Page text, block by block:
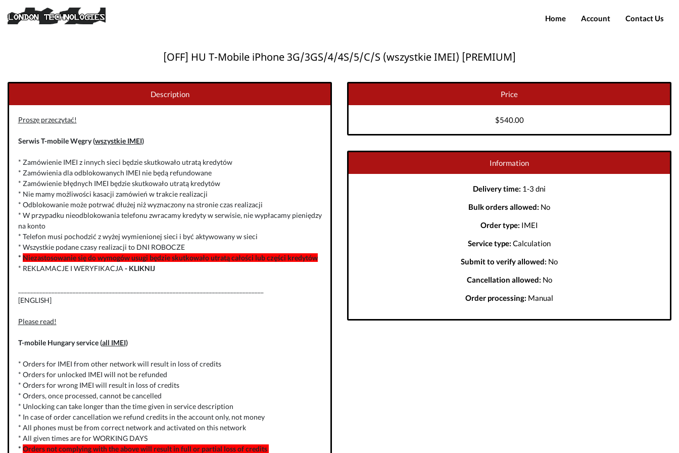
Home Account Contact Us
[OFF] HU T-Mobile iPhone 3G/3GS/4/4S/5/C/S (wszystkie IMEI) [PREMIUM]
Description
Proszę przeczytać!
Serwis T-mobile Węgry (wszystkie IMEI)
* Zamówienie IMEI z innych sieci będzie skutkowało utratą kredytów
* Zamówienia dla odblokowanych IMEI nie będą refundowane
* Zamówienie błędnych IMEI będzie skutkowało utratą kredytów
* Nie mamy możliwości kasacji zamówień w trakcie realizacji
* Odblokowanie może potrwać dłużej niż wyznaczony na stronie czas realizacji
* W przypadku nieodblokowania telefonu zwracamy kredyty w serwisie, nie wypłacamy pieniędzy
na konto
* Telefon musi pochodzić z wyżej wymienionej sieci i być aktywowany w sieci
* Wszystkie podane czasy realizacji to DNI ROBOCZE
* Niezastosowanie się do wymogów usugi będzie skutkowało utratą całości lub części kredytów
* REKLAMACJE I WERYFIKACJA - KLIKNIJ
[ENGLISH]
Please read!
T-mobile Hungary service (all IMEI)
* Orders for IMEI from other network will result in loss of credits
* Orders for unlocked IMEI will not be refunded
* Orders for wrong IMEI will result in loss of credits
* Orders, once processed, cannot be cancelled
* Unlocking can take longer than the time given in service description
* In case of order cancellation we refund credits in the account only, not money
* All phones must be from correct network and activated on this network
* All given times are for WORKING DAYS
* Orders not complying with the above will result in full or partial loss of credits
Price
$540.00
Information
Delivery time: 1-3 dni
Bulk orders allowed: No
Order type: IMEI
Service type: Calculation
Submit to verify allowed: No
Cancellation allowed: No
Order processing: Manual